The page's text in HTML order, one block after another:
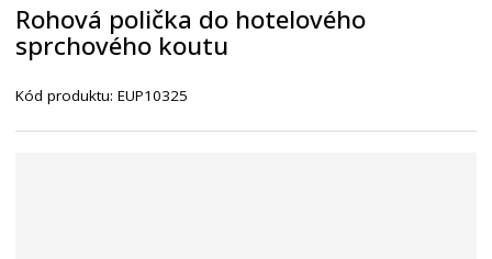
t
r
n
Rohová polička do hotelového
sprchového koutu
Kód produktu:EUP10325